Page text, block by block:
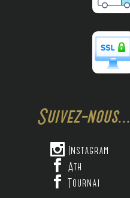
Suivez-nous...
 Instagram
 Ath
 Tournai